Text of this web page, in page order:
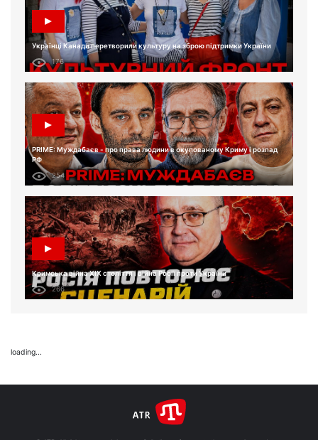
Українці Канади перетворили культуру на зброю підтримки України
176
PRIME: Муждабаєв - про права людини в окупованому Криму і розпад
РФ
254
Кримська війна XIX століття і війна Росії проти України
266
loading...